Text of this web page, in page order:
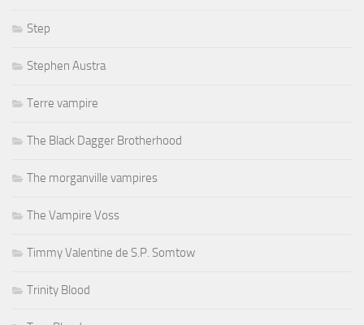
Step
Stephen Austra
Terre vampire
The Black Dagger Brotherhood
The morganville vampires
The Vampire Voss
Timmy Valentine de S.P. Somtow
Trinity Blood